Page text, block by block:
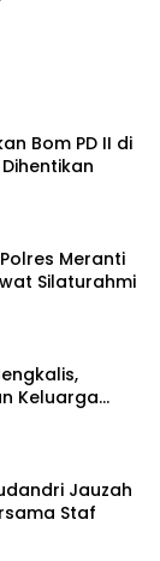
Bom PD II di
Meranti
Silaturahmi
Keluarga
Jauzah
Staf